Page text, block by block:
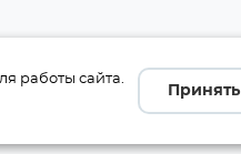
работы сайта.
Принять